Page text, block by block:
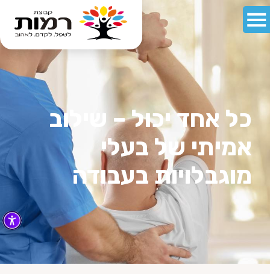
כל אחד יכול – שילוב
אמיתי של בעלי
מוגבלויות בעבודה